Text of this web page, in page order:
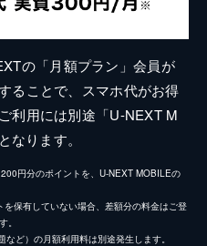
の「月額プラン」会員が
ることで、スマホ代がお得
利用には別途「U-NEXT M
ります。
円分のポイントを、U-NEXT MOBILEの
保有していない場合、差額分の料金はご登
。
ど）の月額利用料は別途発生します。